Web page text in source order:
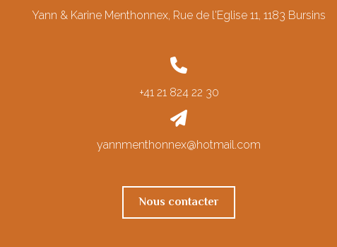
Yann & Karine Menthonnex, Rue de l'Eglise 11, 1183 Bursins
+41 21 824 22 30
yannmenthonnex@hotmail.com
Nous contacter